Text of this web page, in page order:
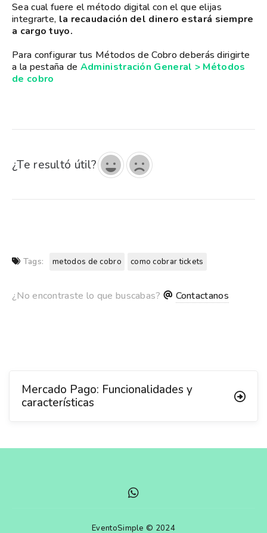
Sea cual fuere el método digital con el que elijas
integrarte, la recaudación del dinero estará siempre
a cargo tuyo.
Para configurar tus Métodos de Cobro deberás dirigirte
a la pestaña de Administración General > Métodos
de cobro
¿Te resultó útil?
Tags: metodos de cobro como cobrar tickets
¿No encontraste lo que buscabas? Contactanos
Mercado Pago: Funcionalidades y
características
EventoSimple © 2024